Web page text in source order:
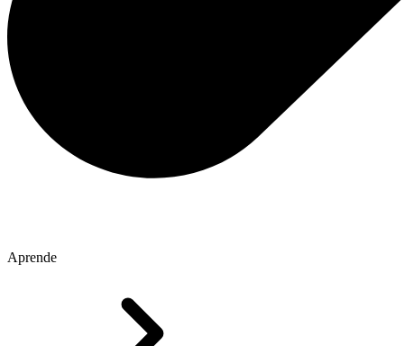
Aprende